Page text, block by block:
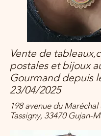
Vente de
postales et bijoux
Gourmand depuis
23/04/2025
198 avenue du
Tassigny, 33470 Gujan-